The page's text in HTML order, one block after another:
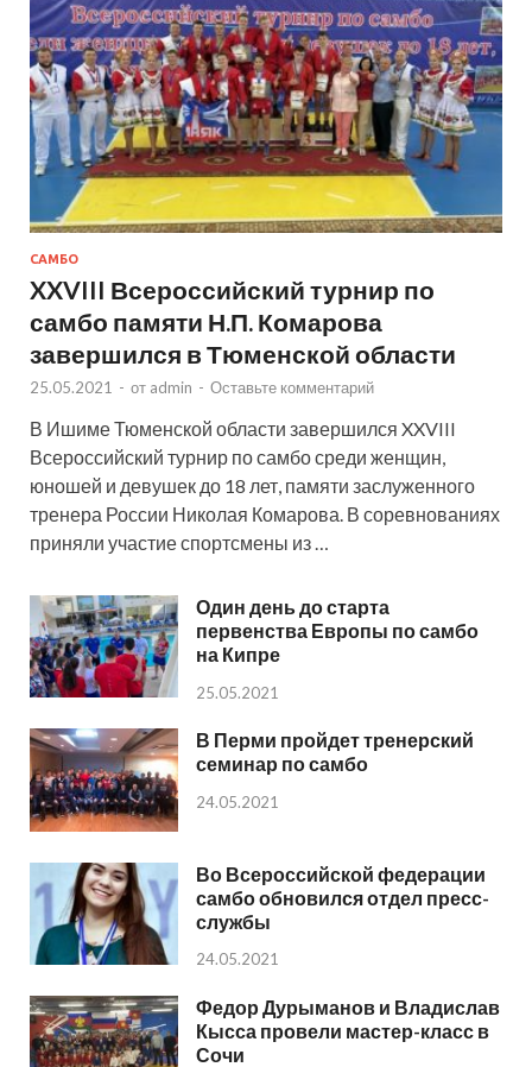
САМБО
XXVIII Всероссийский турнир по
самбо памяти Н.П. Комарова
завершился в Тюменской области
25.05.2021 - от admin - Оставьте комментарий
В Ишиме Тюменской области завершился XXVIII
Всероссийский турнир по самбо среди женщин,
юношей и девушек до 18 лет, памяти заслуженного
тренера России Николая Комарова. В соревнованиях
приняли участие спортсмены из …
Один день до старта
первенства Европы по самбо
на Кипре
25.05.2021
В Перми пройдет тренерский
семинар по самбо
24.05.2021
Во Всероссийской федерации
самбо обновился отдел пресс-
службы
24.05.2021
Федор Дурыманов и Владислав
Кысса провели мастер-класс в
Сочи